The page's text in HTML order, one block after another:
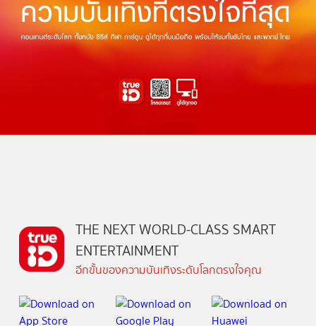
THE NEXT WORLD-CLASS SMART
ENTERTAINMENT
อีกขั้นของความบันเทิงระดับโลกตรงใจคุณ